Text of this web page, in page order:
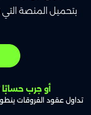
بتحميل المنصة التي
أو جرب حسابًا
تداول عقود الفروقات